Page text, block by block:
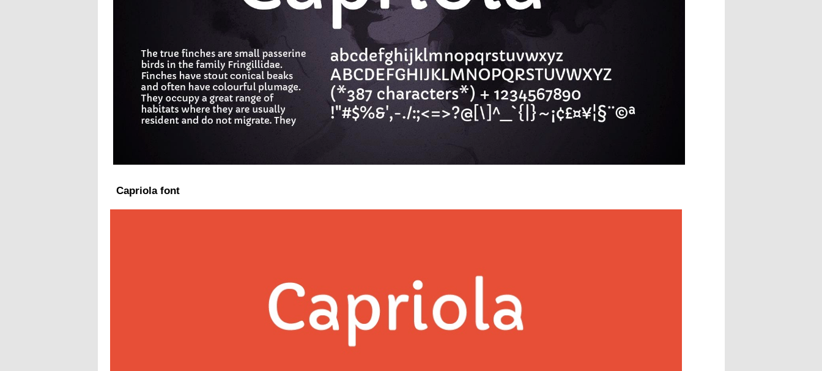
Capriola font